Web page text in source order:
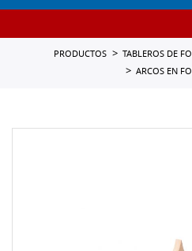
PRODUCTOS
TABLEROS DE
ARCOS EN